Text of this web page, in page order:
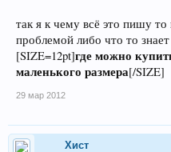
так я к чему всё это пишу то
проблемой либо что то
[SIZE=12pt]где можно
маленького размера[/SIZE]
29 мар 2012
Хист